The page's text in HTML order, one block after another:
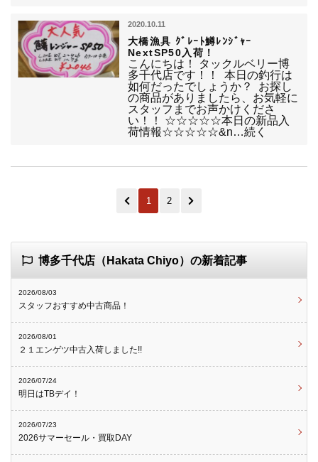
2020.10.11
大橋漁具 ｸﾞﾚｰﾄ鱒ﾚﾝｼﾞｬｰ
NextSP50入荷！
こんにちは！ タックルベリー博
多千代店です！！ 本日の釣行は
如何だったでしょうか？ お探し
の商品がありましたら、お気軽に
スタッフまでお声かけくださ
い！！ ☆☆☆☆☆本日の新品入
荷情報☆☆☆☆☆&n…続く
1 2
博多千代店（Hakata Chiyo）の新着記事
2026/08/03
スタッフおすすめ中古商品！
2026/08/01
２１エンゲツ中古入荷しました!!
2026/07/24
明日はTBデイ！
2026/07/23
2026サマーセール・買取DAY